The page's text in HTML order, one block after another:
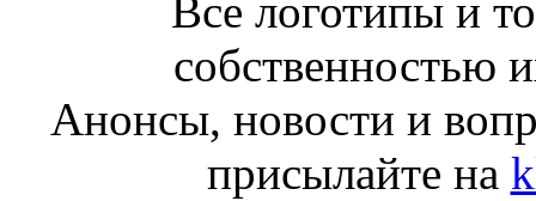
Все логотипы и
собственностью
Анонсы, новости и
присылайте на